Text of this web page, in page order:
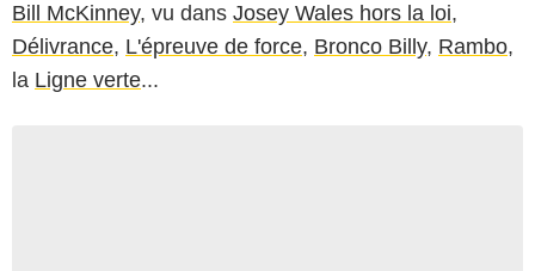
Bill McKinney, vu dans Josey Wales hors la loi,
Délivrance, L'épreuve de force, Bronco Billy, Rambo,
la Ligne verte...